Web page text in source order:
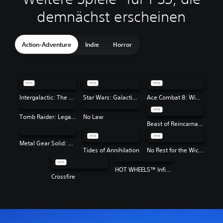
demnächst erscheinen
Action-Adventure Indie Horror
Intergalactic: The Heretic Prophet Star Wars: Galactic Racer™ Ace Combat 8: Wings of Theve
Tomb Raider: Legacy of Atlantis
No Law
Beast of Reincarnation
Metal Gear Solid: Master Collection Vol. 2
Tides of Annihilation
No Rest for the Wicked
Crossfire
HOT WHEELS™ Infinite Rush